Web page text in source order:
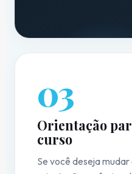
03
Orientação
curso
Se você deseja